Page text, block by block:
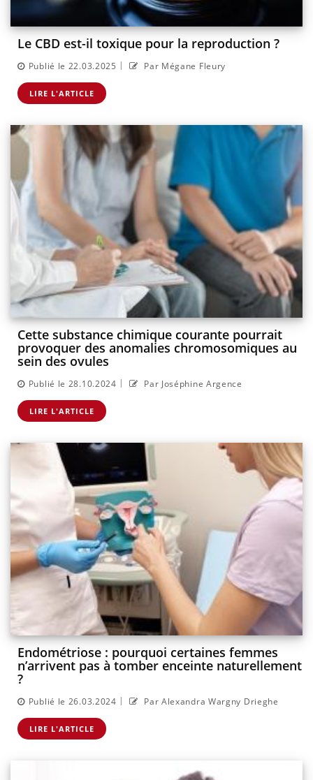
Le CBD est-il toxique pour la reproduction ?
Publié le 22.03.2025 | Par Mégane Fleury
LIRE L'ARTICLE
Cette substance chimique courante pourrait
provoquer des anomalies chromosomiques au
sein des ovules
Publié le 28.10.2024 | Par Joséphine Argence
LIRE L'ARTICLE
Endométriose : pourquoi certaines femmes
n’arrivent pas à tomber enceinte naturellement
?
Publié le 26.03.2024 | Par Alexandra Wargny Drieghe
LIRE L'ARTICLE